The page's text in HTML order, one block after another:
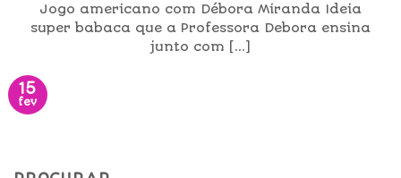
Jogo americano com Débora Miranda Ideia
super babaca que a Professora Debora ensina
junto com [...]
15
fev